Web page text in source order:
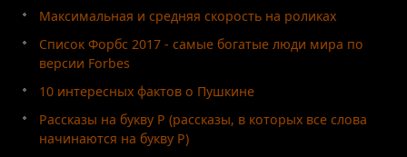
Максимальная и средняя скорость на роликах
Список Форбс 2017 - самые богатые люди мира по
версии Forbes
10 интересных фактов о Пушкине
Рассказы на букву Р (рассказы, в которых все слова
начинаются на букву Р)